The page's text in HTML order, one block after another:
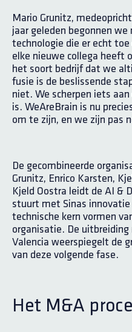
Mario Grunitz,
jaar geleden begonnen
technologie die er echt
elke nieuwe collega heeft
het soort bedrijf dat we
fusie is de beslissende
niet. We scherpen iets
is. WeAreBrain is nu
om te zijn, en we zijn pas
De gecombineerde
Grunitz, Enrico Karsten,
Kjeld Oostra leidt de AI &
stuurt met Sinas
technische kern vormen
organisatie. De
Valencia weerspiegelt de
van deze volgende fase.
Het M&A